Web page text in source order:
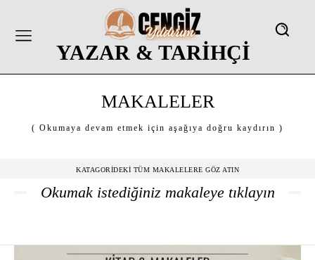
YAZAR & TARİHÇİ
MAKALELER
( Okumaya devam etmek için aşağıya doğru kaydırın )
KATAGORIDEKI TÜM MAKALELERE GÖZ ATIN
Okumak istediğiniz makaleye tıklayın